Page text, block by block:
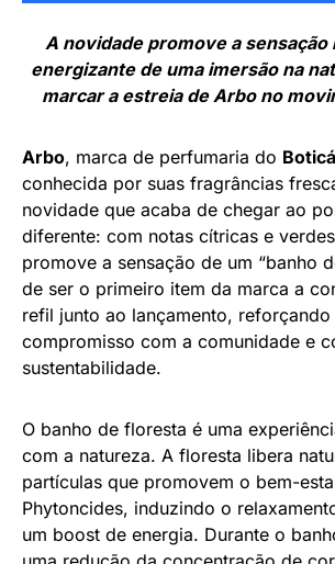
A novidade promove a sensação
energizante de uma imersão na
marcar a estreia de Arbo no
Arbo, marca de perfumaria do
conhecida por suas fragrâncias
novidade que acaba de chegar ao
diferente: com notas cítricas e
promove a sensação de um “banho
de ser o primeiro item da marca a
refil junto ao lançamento, reforçando
compromisso com a comunidade e
sustentabilidade.
O banho de floresta é uma
com a natureza. A floresta libera
partículas que promovem o bem-
Phytoncides, induzindo o
um boost de energia. Durante o